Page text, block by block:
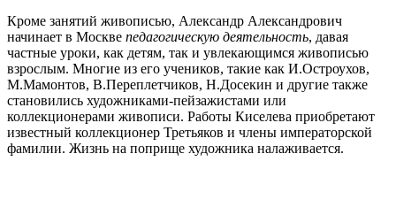
Кроме занятий живописью, Александр Александрович
начинает в Москве педагогическую деятельность, давая
частные уроки, как детям, так и увлекающимся живописью
взрослым. Многие из его учеников, такие как И.Остроухов,
М.Мамонтов, В.Переплетчиков, Н.Досекин и другие также
становились художниками-пейзажистами или
коллекционерами живописи. Работы Киселева приобретают
известный коллекционер Третьяков и члены императорской
фамилии. Жизнь на поприще художника налаживается.